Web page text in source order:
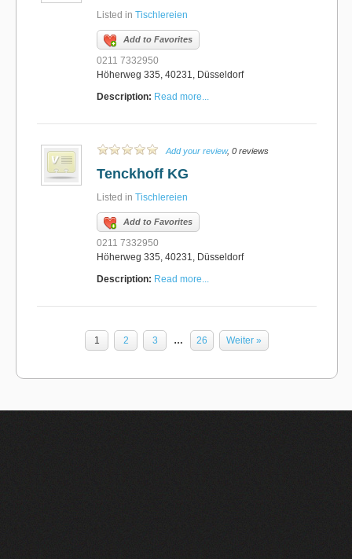
Listed in Tischlereien
Add to Favorites
0211 7332950
Höherweg 335, 40231, Düsseldorf
Description: Read more...
Add your review, 0 reviews
Tenckhoff KG
Listed in Tischlereien
Add to Favorites
0211 7332950
Höherweg 335, 40231, Düsseldorf
Description: Read more...
1 2 3 … 26 Weiter »